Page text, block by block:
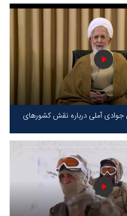
جوادی آملی درباره نقش کشورهای
برابر ظلم!